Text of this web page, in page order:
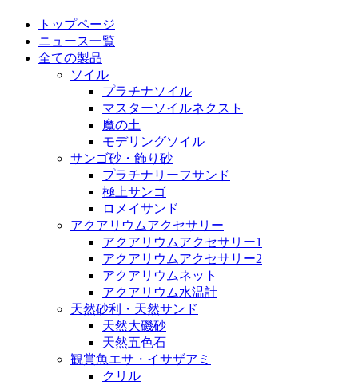
トップページ
ニュース一覧
全ての製品
ソイル
プラチナソイル
マスターソイルネクスト
魔の土
モデリングソイル
サンゴ砂・飾り砂
プラチナリーフサンド
極上サンゴ
ロメイサンド
アクアリウムアクセサリー
アクアリウムアクセサリー1
アクアリウムアクセサリー2
アクアリウムネット
アクアリウム水温計
天然砂利・天然サンド
天然大磯砂
天然五色石
観賞魚エサ・イサザアミ
クリル